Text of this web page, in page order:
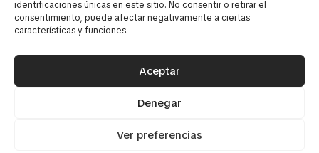
identificaciones únicas en este sitio. No consentir o retirar el
consentimiento, puede afectar negativamente a ciertas
características y funciones.
Aceptar
Denegar
Ver preferencias
Политика конфиденциальности